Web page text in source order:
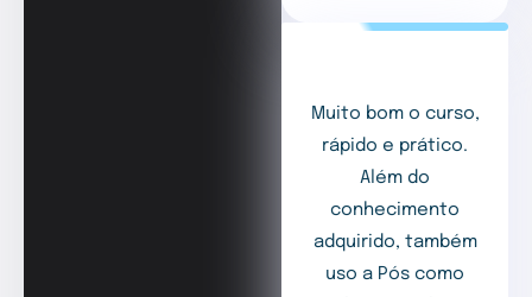
Muito bom o curso,
rápido e prático.
Além do
conhecimento
adquirido, também
uso a Pós como